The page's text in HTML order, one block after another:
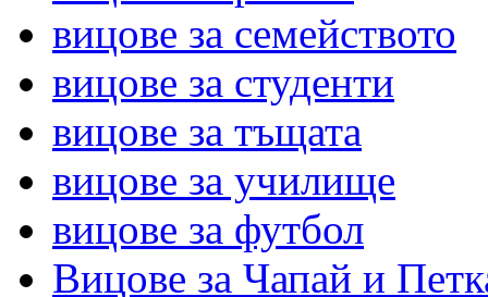
вицове за семейството
вицове за студенти
вицове за тъщата
вицове за училище
вицове за футбол
Вицове за Чапай и